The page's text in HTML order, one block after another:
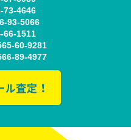
73-4646
93-5066
66-1511
60-9281
89-4977